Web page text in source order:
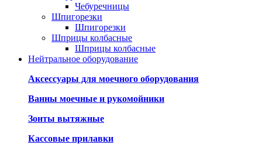
Чебуречницы
Шпигорезки
Шпигорезки
Шприцы колбасные
Шприцы колбасные
Нейтральное оборудование
Аксессуары для моечного оборудования
Ванны моечные и рукомойники
Зонты вытяжные
Кассовые прилавки